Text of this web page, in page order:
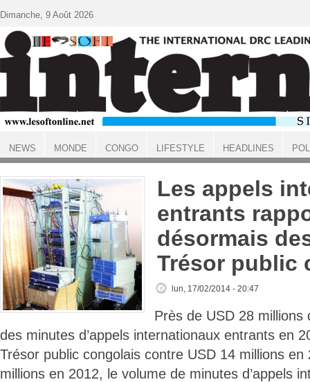
ACCUEIL
Les appels
entrants
désormais
Trésor public
lun, 17/02/2014 - 20:47
Près de USD 28 millions
des minutes d’appels internationaux entrants en
Trésor public congolais contre USD 14 millions en
millions en 2012, le volume de minutes d’appels
Dimanche, 9 Août 2026
NEWS MONDE CONGO LIFESTYLE HEADLINES